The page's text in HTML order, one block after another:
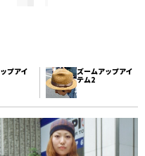
プアイ
ズームアップアイ
テム2